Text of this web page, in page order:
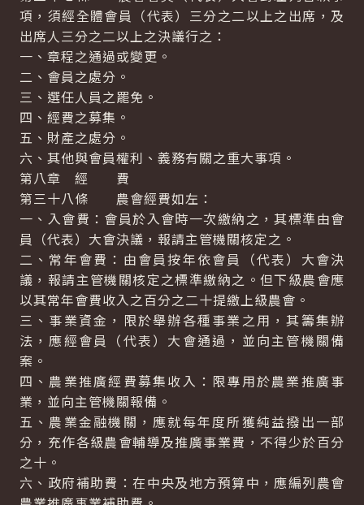
項，須經全體會員（代表）三分之二以上之出席，及
出席人三分之二以上之決議行之：
一、章程之通過或變更。
二、會員之處分。
三、選任人員之罷免。
四、經費之募集。
五、財產之處分。
六、其他與會員權利、義務有關之重大事項。
第八章 經 費
第三十八條 農會經費如左：
一、入會費：會員於入會時一次繳納之，其標準由會
員（代表）大會決議，報請主管機關核定之。
二、常年會費：由會員按年依會員（代表）大會決
議，報請主管機關核定之標準繳納之。但下級農會應
以其常年會費收入之百分之二十提繳上級農會。
三、事業資金，限於舉辦各種事業之用，其籌集辦
法，應經會員（代表）大會通過，並向主管機關備
案。
四、農業推廣經費募集收入：限專用於農業推廣事
業，並向主管機關報備。
五、農業金融機關，應就每年度所獲純益撥出一部
分，充作各級農會輔導及推廣事業費，不得少於百分
之十。
六、政府補助費：在中央及地方預算中，應編列農會